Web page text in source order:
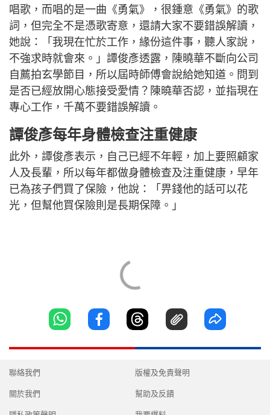
唱歌，而唱的是一曲《勇氣》，很鍾意《勇氣》的歌
詞，但完全不是憑歌寄意，還請大家不要錯誤解讀，
她說：「我現在忙於工作，緣份這件事，聽人家說，
不強求時就會來。」譚俊彥透露，陳曉華不斷向公司
自薦拍玄學節目，所以屆時師傅會說給她知道。問到
是否已經放開心態接受愛情？陳曉華否認，並指現在
專心工作，千萬不要錯誤解讀。
譚俊彥每年身體檢查注重健康
此外，譚俊彥表示，自己已經不年輕，加上要照顧家
人及長輩，所以每年都做身體檢查及注重健康，早年
已為孩子們買了保險，他說：「畀錢他的話可以花
光，但幫他買保險則是長期保障。」
聯絡我們
關於我們
版權及免責聲明
幫助及反饋